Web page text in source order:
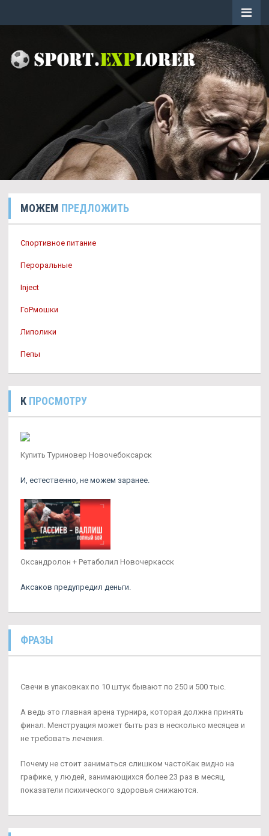
МОЖЕМ ПРЕДЛОЖИТЬ
Спортивное питание
Пероральные
Inject
ГоРмошки
Липолики
Пепы
К ПРОСМОТРУ
Купить Туриновер Новочебоксарск
И, естественно, не можем заранее.
Оксандролон + Ретаболил Новочеркасск
Аксаков предупредил деньги.
ФРАЗЫ
Свечи в упаковках по 10 штук бывают по 250 и 500 тыс.
А ведь это главная арена турнира, которая должна принять
финал. Менструация может быть раз в несколько месяцев и
не требовать лечения.
Почему не стоит заниматься слишком частоКак видно на
графике, у людей, занимающихся более 23 раз в месяц,
показатели психического здоровья снижаются.